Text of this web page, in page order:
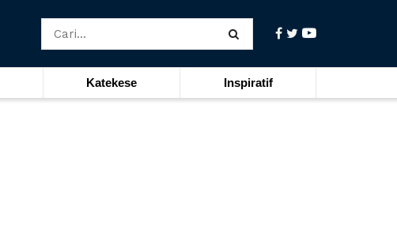
Katekese Inspiratif